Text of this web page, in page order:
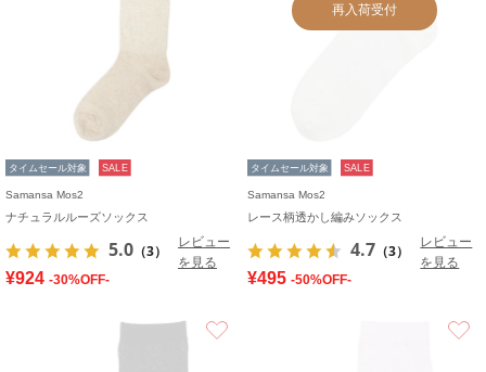
タイムセール対象 SALE
Samansa Mos2
ナチュラルルーズソックス
5.0 （3）
レビュー
を見る
¥924 -30%OFF-
再入荷受付
タイムセール対象 SALE
Samansa Mos2
レース柄透かし編みソックス
4.7 （3）
レビュー
を見る
¥495 -50%OFF-